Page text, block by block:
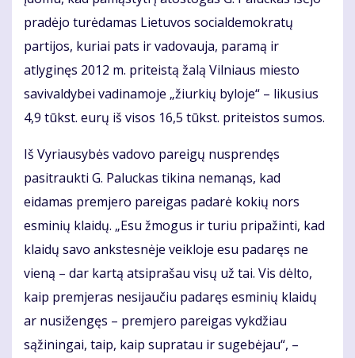
pradėjo turėdamas Lietuvos socialdemokratų
partijos, kuriai pats ir vadovauja, paramą ir
atlyginęs 2012 m. priteistą žalą Vilniaus miesto
savivaldybei vadinamoje „žiurkių byloje“ – likusius
4,9 tūkst. eurų iš visos 16,5 tūkst. priteistos sumos.
Iš Vyriausybės vadovo pareigų nusprendęs
pasitraukti G. Paluckas tikina nemanąs, kad
eidamas premjero pareigas padarė kokių nors
esminių klaidų. „Esu žmogus ir turiu pripažinti, kad
klaidų savo ankstesnėje veikloje esu padaręs ne
vieną – dar kartą atsiprašau visų už tai. Vis dėlto,
kaip premjeras nesijaučiu padaręs esminių klaidų
ar nusižengęs – premjero pareigas vykdžiau
sąžiningai, taip, kaip supratau ir sugebėjau“, –